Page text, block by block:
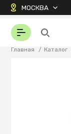
МОСКВА
Главная / Каталог